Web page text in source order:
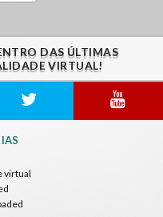
DAS ÚLTIMAS
VIRTUAL!
virtual